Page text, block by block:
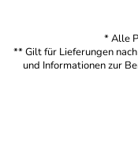
* Alle
** Gilt für Lieferungen
und Informationen zur